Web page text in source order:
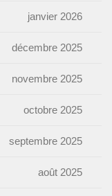
janvier 2026
décembre 2025
novembre 2025
octobre 2025
septembre 2025
août 2025